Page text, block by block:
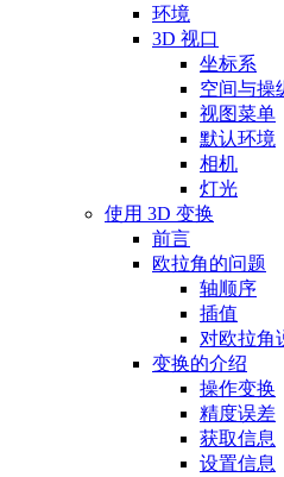
环境
3D 视口
坐标系
空间与操
视图菜单
默认环境
相机
灯光
使用 3D 变换
前言
欧拉角的问题
轴顺序
插值
对欧拉角
变换的介绍
操作变换
精度误差
获取信息
设置信息